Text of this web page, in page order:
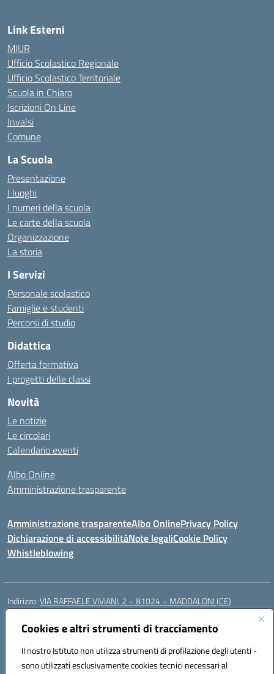
Cookies e altri strumenti di tracciamento
Il nostro Istituto non utilizza strumenti di profilazione degli utenti -
sono utilizzati esclusivamente cookies tecnici necessari al
Link Esterni
MIUR
Ufficio Scolastico Regionale
Ufficio Scolastico Territoriale
Scuola in Chiaro
Iscrizioni On Line
Invalsi
Comune
La Scuola
Presentazione
I luoghi
I numeri della scuola
Le carte della scuola
Organizzazione
La storia
I Servizi
Personale scolastico
Famiglie e studenti
Percorsi di studio
Didattica
Offerta formativa
I progetti delle classi
Novità
Le notizie
Le circolari
Calendario eventi
Albo Online
Amministrazione trasparente
Amministrazione trasparenteAlbo OnlinePrivacy Policy
Dichiarazione di accessibilitàNote legaliCookie Policy
Whistleblowing
Indirizzo:VIA RAFFAELE VIVIANI, 2 – 81024 – MADDALONI (CE)
Centralino:
Posta elettronica certificata (PEC):ceic8av00r@pec.istruzione.it
Codice fiscale: 93086020612
Codice meccanografico:CEIC8AV00R